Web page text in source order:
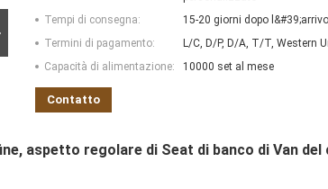
Tempi di consegna:
15-20 giorni dopo
Termini di pagamento:
L/C, D/P, D/A, T/T, Western
Capacità di alimentazione:
10000 set al mese
Contatto
aspetto regolare di Seat di banco di Van del